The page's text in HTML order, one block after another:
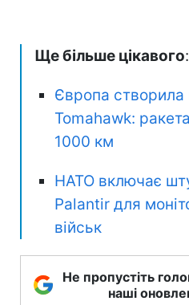
Ще більше цікавого:
Європа створила
Tomahawk:
1000 км
НАТО включає
Palantir для
військ
Не пропустіть
наші